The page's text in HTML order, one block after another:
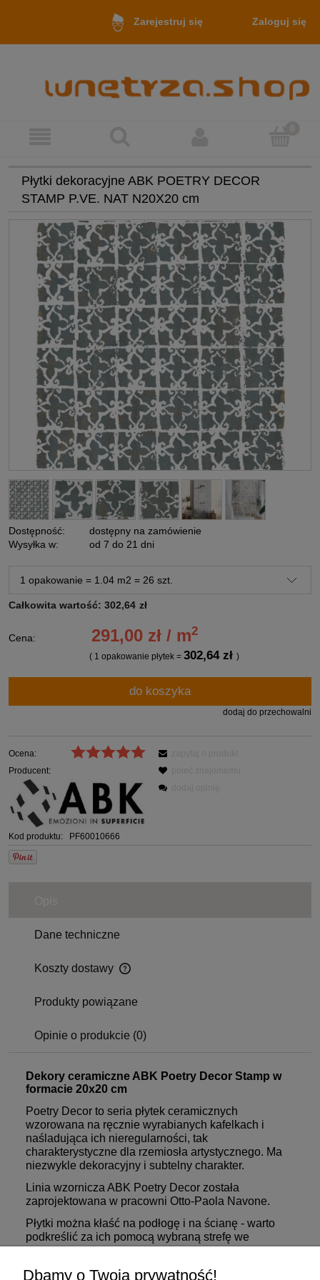
Zarejestruj się Zaloguj się
Płytki dekoracyjne ABK POETRY DECOR
STAMP P.VE. NAT N20X20 cm
Dostępność:
dostępny na zamówienie
Wysyłka w:
od 7 do 21 dni
Całkowita wartość: 302,64 zł
Cena: 291,00 zł / m2
( 1opakowanie płytek =302,64 zł)
do koszyka
dodaj do przechowalni
Ocena:
Producent:
Kod produktu: PF60010666
Dane techniczne
Koszty dostawy
Produkty powiązane
Opinie o produkcie (0)
Dekory ceramiczne ABK Poetry Decor Stamp w
formacie 20x20 cm
Poetry Decor to seria płytek ceramicznych
wzorowana na ręcznie wyrabianych kafelkach i
naśladująca ich nieregularności, tak
charakterystyczne dla rzemiosła artystycznego. Ma
niezwykle dekoracyjny i subtelny charakter.
Linia wzornicza ABK Poetry Decor została
zaprojektowana w pracowni Otto-Paola Navone.
Płytki można kłaść na podłogę i na ścianę - warto
podkreślić za ich pomocą wybraną strefę we
wnętrzu.
Dbamy o Twoją prywatność!